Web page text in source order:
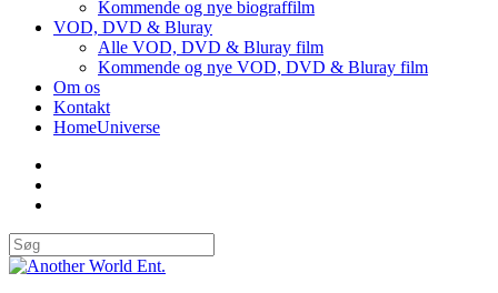
Kommende og nye biograffilm
VOD, DVD & Bluray
Alle VOD, DVD & Bluray film
Kommende og nye VOD, DVD & Bluray film
Om os
Kontakt
HomeUniverse